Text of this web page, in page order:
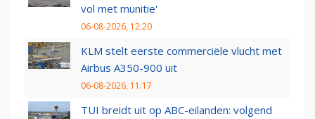
vol met munitie'
06-08-2026, 12:20
KLM stelt eerste commerciële vlucht met
Airbus A350-900 uit
06-08-2026, 11:17
TUI breidt uit op ABC-eilanden: volgend